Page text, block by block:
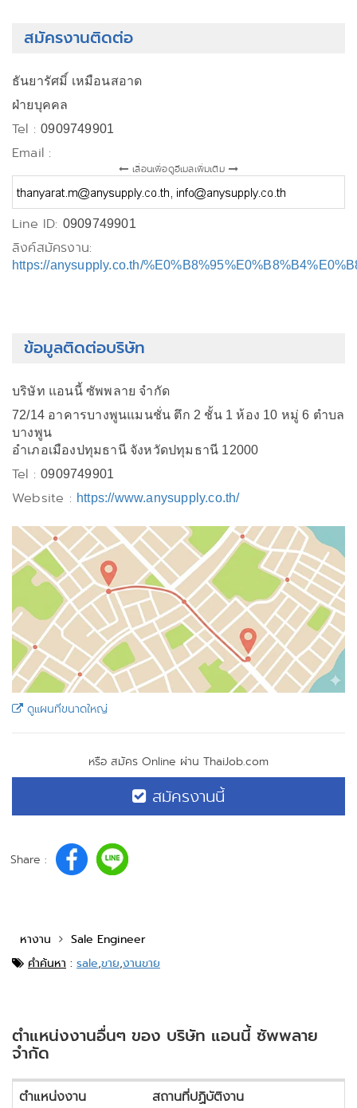
สมัครงานติดต่อ
ธันยารัศมิ์ เหมือนสอาด
ฝ่ายบุคคล
Tel :0909749901
Email :
เลื่อนเพื่อดูอีเมลเพิ่มเติม
Line ID: 0909749901
ลิงค์สมัครงาน:
https://anysupply.co.th/
ข้อมูลติดต่อบริษัท
บริษัท แอนนี้ ซัพพลาย จำกัด
72/14 อาคารบางพูนแมนชั่น ตึก 2 ชั้น 1 ห้อง 10 หมู่ 6 ตำบล
บางพูน
อำเภอเมืองปทุมธานี จังหวัดปทุมธานี 12000
Tel :0909749901
Website : https://www.anysupply.co.th/
ดูแผนที่ขนาดใหญ่
หรือ สมัคร Online ผ่าน ThaiJob.com
สมัครงานนี้
Share :
หางาน
Sale Engineer
คำค้นหา : sale,ขาย,งานขาย
ตำแหน่งงานอื่นๆ ของ บริษัท แอนนี้ ซัพพลาย
จำกัด
ตำแหน่งงาน สถานที่ปฏิบัติงาน